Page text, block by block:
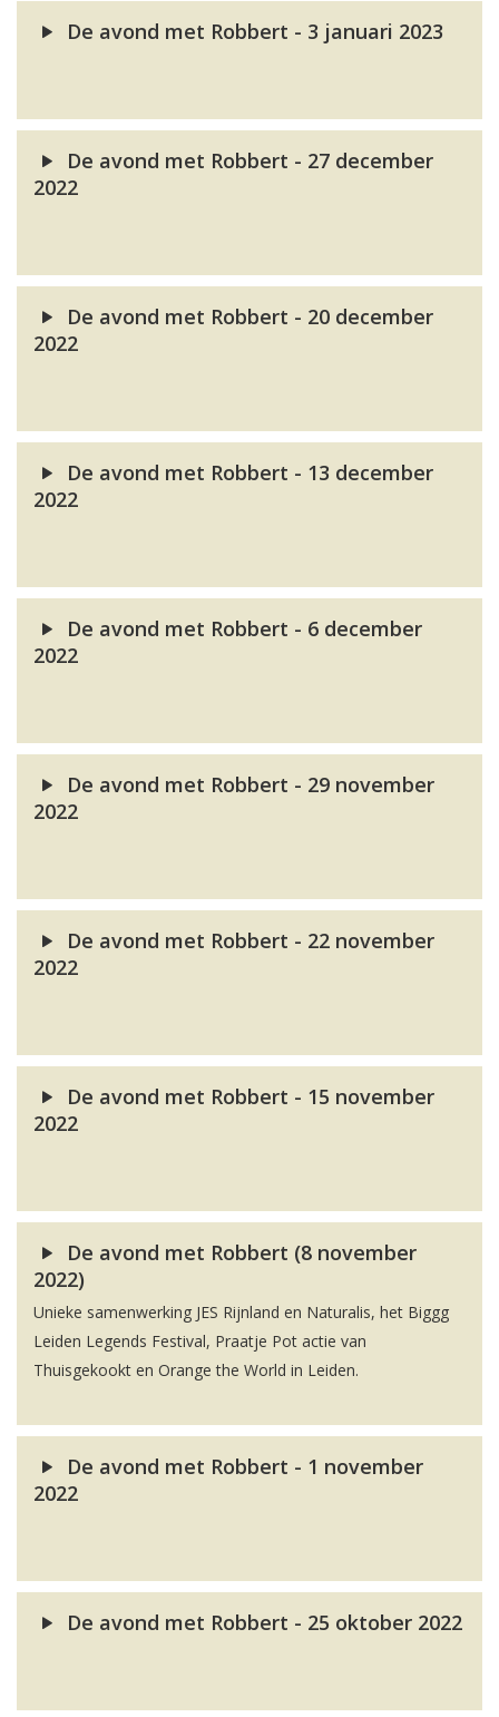
De avond met Robbert - 3 januari 2023
De avond met Robbert - 27 december
2022
De avond met Robbert - 20 december
2022
De avond met Robbert - 13 december
2022
De avond met Robbert - 6 december
2022
De avond met Robbert - 29 november
2022
De avond met Robbert - 22 november
2022
De avond met Robbert - 15 november
2022
De avond met Robbert (8 november
2022)
Unieke samenwerking JES Rijnland en Naturalis, het Biggg
Leiden Legends Festival, Praatje Pot actie van
Thuisgekookt en Orange the World in Leiden.
De avond met Robbert - 1 november
2022
De avond met Robbert - 25 oktober 2022